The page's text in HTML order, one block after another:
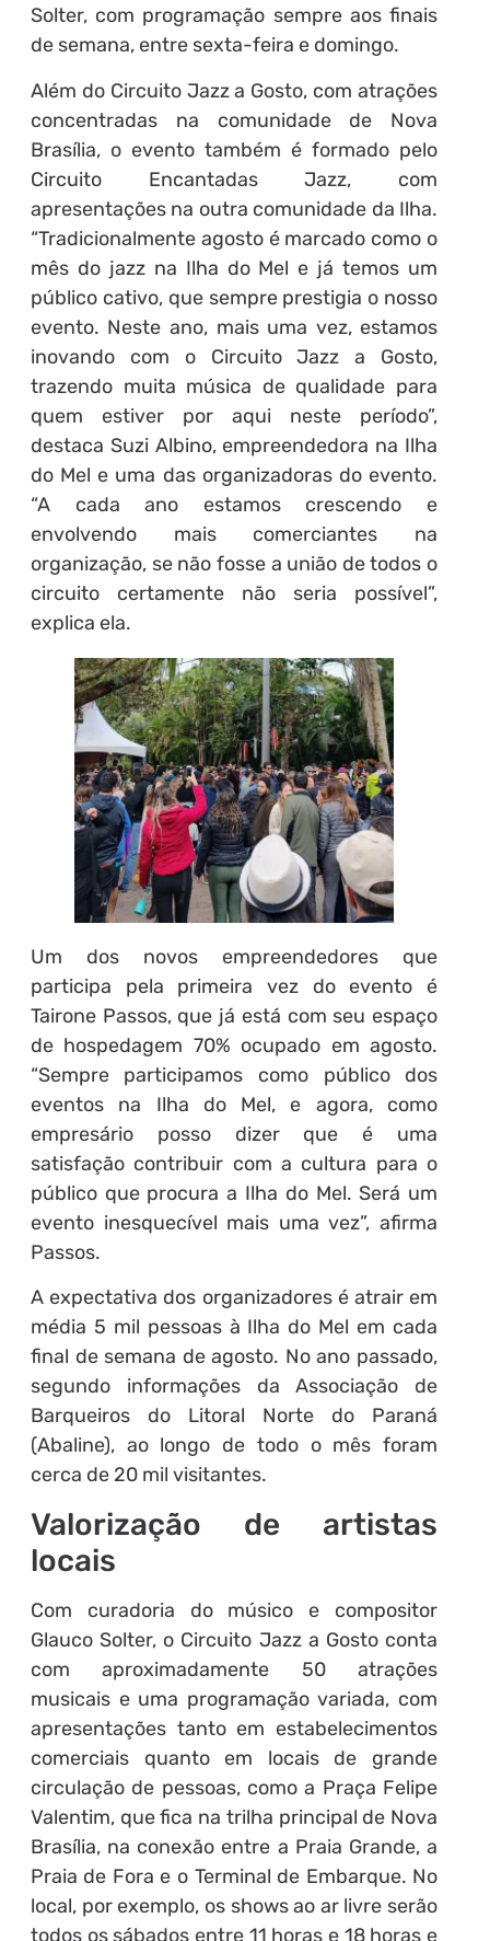
Solter, com programação sempre aos finais
de semana, entre sexta-feira e domingo.
Além do Circuito Jazz a Gosto, com atrações
concentradas na comunidade de Nova
Brasília, o evento também é formado pelo
Circuito Encantadas Jazz, com
apresentações na outra comunidade da Ilha.
“Tradicionalmente agosto é marcado como o
mês do jazz na Ilha do Mel e já temos um
público cativo, que sempre prestigia o nosso
evento. Neste ano, mais uma vez, estamos
inovando com o Circuito Jazz a Gosto,
trazendo muita música de qualidade para
quem estiver por aqui neste período”,
destaca Suzi Albino, empreendedora na Ilha
do Mel e uma das organizadoras do evento.
“A cada ano estamos crescendo e
envolvendo mais comerciantes na
organização, se não fosse a união de todos o
circuito certamente não seria possível”,
explica ela.
Um dos novos empreendedores que
participa pela primeira vez do evento é
Tairone Passos, que já está com seu espaço
de hospedagem 70% ocupado em agosto.
“Sempre participamos como público dos
eventos na Ilha do Mel, e agora, como
empresário posso dizer que é uma
satisfação contribuir com a cultura para o
público que procura a Ilha do Mel. Será um
evento inesquecível mais uma vez”, afirma
Passos.
A expectativa dos organizadores é atrair em
média 5 mil pessoas à Ilha do Mel em cada
final de semana de agosto. No ano passado,
segundo informações da Associação de
Barqueiros do Litoral Norte do Paraná
(Abaline), ao longo de todo o mês foram
cerca de 20 mil visitantes.
Valorização de artistas
locais
Com curadoria do músico e compositor
Glauco Solter, o Circuito Jazz a Gosto conta
com aproximadamente 50 atrações
musicais e uma programação variada, com
apresentações tanto em estabelecimentos
comerciais quanto em locais de grande
circulação de pessoas, como a Praça Felipe
Valentim, que fica na trilha principal de Nova
Brasília, na conexão entre a Praia Grande, a
Praia de Fora e o Terminal de Embarque. No
local, por exemplo, os shows ao ar livre serão
todos os sábados entre 11 horas e 18 horas e